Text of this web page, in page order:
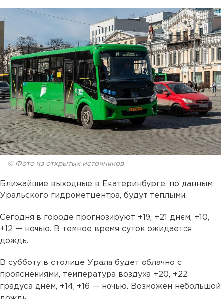
© Фото из открытых источников
Ближайшие выходные в Екатеринбурге, по данным
Уральского гидрометцентра, будут теплыми.
Сегодня в городе прогнозируют +19, +21 днем, +10,
+12 — ночью. В темное время суток ожидается
дождь.
В субботу в столице Урала будет облачно с
прояснениями, температура воздуха +20, +22
градуса днем, +14, +16 — ночью. Возможен небольшой